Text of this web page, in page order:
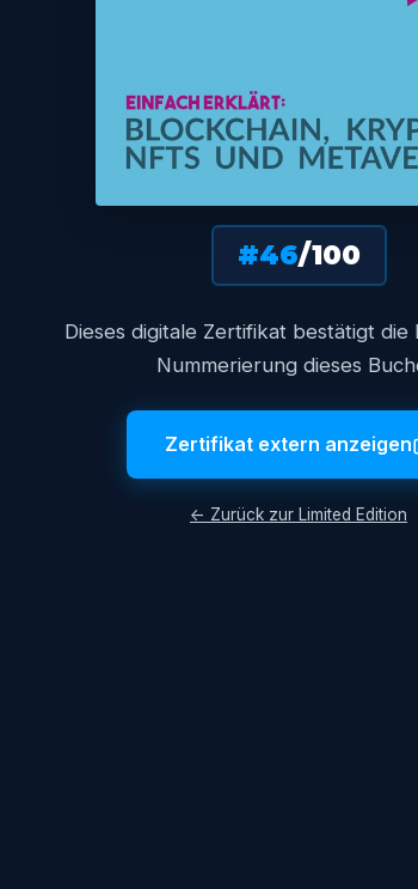
#46/100
Dieses digitale Zertifikat bestätigt die
Nummerierung dieses
Zertifikat extern anzeigen
← Zurück zur Limited Edition